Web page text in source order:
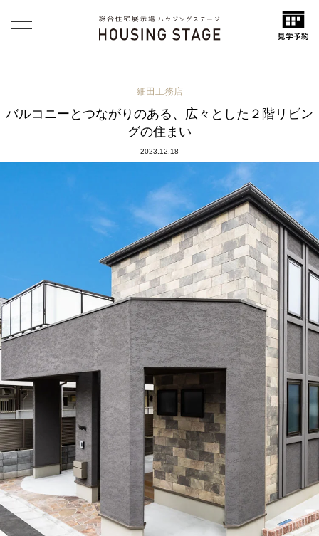
細田工務店
バルコニーとつながりのある、広々とした２階リビン
グの住まい
2023.12.18